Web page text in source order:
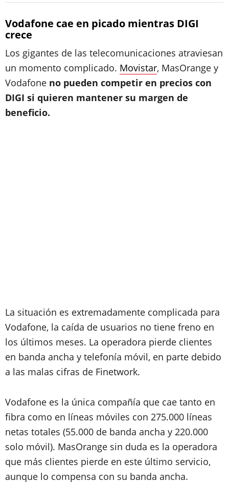
Vodafone cae en picado mientras DIGI
crece
Los gigantes de las telecomunicaciones atraviesan
un momento complicado. Movistar, MasOrange y
Vodafone no pueden competir en precios con
DIGI si quieren mantener su margen de
beneficio.
La situación es extremadamente complicada para
Vodafone, la caída de usuarios no tiene freno en
los últimos meses. La operadora pierde clientes
en banda ancha y telefonía móvil, en parte debido
a las malas cifras de Finetwork.
Vodafone es la única compañía que cae tanto en
fibra como en líneas móviles con 275.000 líneas
netas totales (55.000 de banda ancha y 220.000
solo móvil). MasOrange sin duda es la operadora
que más clientes pierde en este último servicio,
aunque lo compensa con su banda ancha.